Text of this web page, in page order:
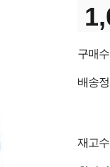
구매
배송
재고